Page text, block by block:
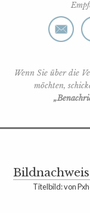
Wenn Sie über die
möchten,
Bildnachweis
Titelbild: von